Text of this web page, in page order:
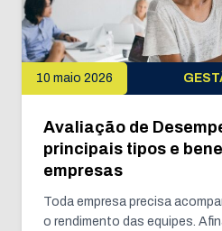
10 maio 2026
Avaliação de
principais tipos e
empresas
Toda empresa precisa
o rendimento das equipes.